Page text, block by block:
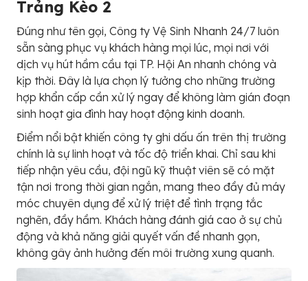
Trảng Kèo 2
Đúng như tên gọi, Công ty Vệ Sinh Nhanh 24/7 luôn
sẵn sàng phục vụ khách hàng mọi lúc, mọi nơi với
dịch vụ hút hầm cầu tại TP. Hội An nhanh chóng và
kịp thời. Đây là lựa chọn lý tưởng cho những trường
hợp khẩn cấp cần xử lý ngay để không làm gián đoạn
sinh hoạt gia đình hay hoạt động kinh doanh.
Điểm nổi bật khiến công ty ghi dấu ấn trên thị trường
chính là sự linh hoạt và tốc độ triển khai. Chỉ sau khi
tiếp nhận yêu cầu, đội ngũ kỹ thuật viên sẽ có mặt
tận nơi trong thời gian ngắn, mang theo đầy đủ máy
móc chuyên dụng để xử lý triệt để tình trạng tắc
nghẽn, đầy hầm. Khách hàng đánh giá cao ở sự chủ
động và khả năng giải quyết vấn đề nhanh gọn,
không gây ảnh hưởng đến môi trường xung quanh.